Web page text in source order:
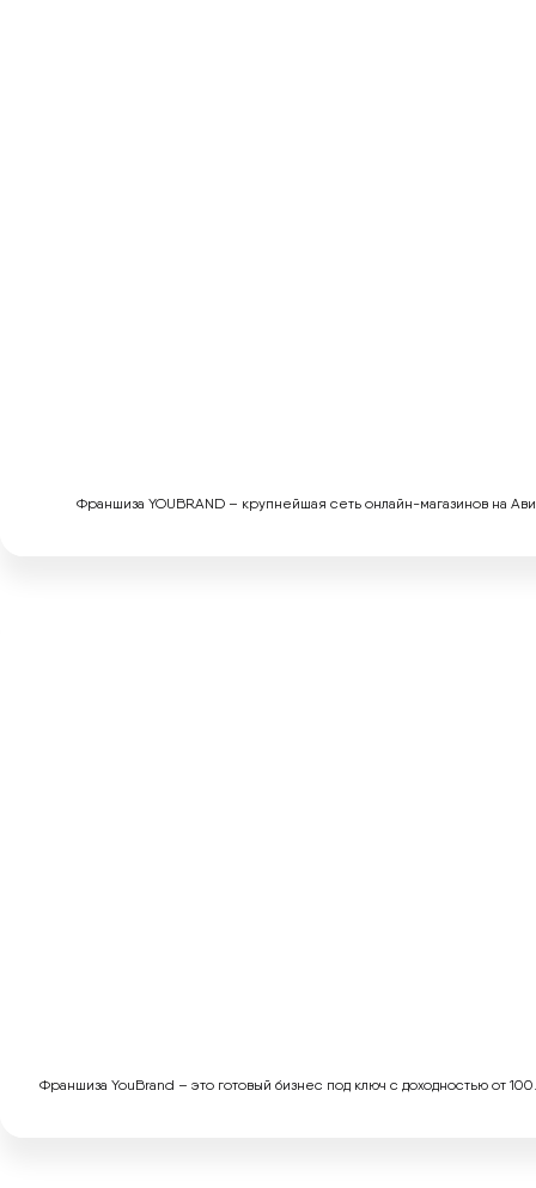
Франшиза YOUBRAND – крупнейшая сеть онлайн-магазинов на
Франшиза YouBrand – это готовый бизнес под ключ с доходностью от